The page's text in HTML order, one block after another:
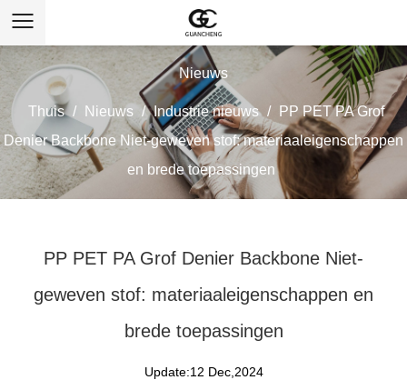
Nieuws
Thuis / Nieuws / Industrie nieuws /
PP PET PA Grof
Denier Backbone Niet-geweven stof: materiaaleigenschappen
en brede toepassingen
PP PET PA Grof Denier Backbone Niet-
geweven stof: materiaaleigenschappen en
brede toepassingen
Update:12 Dec,2024